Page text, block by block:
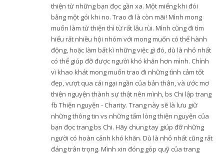
thiện từ những bạn đọc gần xa. Một miếng khi đói
bằng một gói khi no. Trao đi là còn mãi! Mình mong
muốn làm từ thiện thì từ rất lâu rùi. Mình cũng đi tìm
hiểu rất nhiều hội nhóm với mong muốn có thể hành
động, hoặc làm bất kì những việc gì đó, dù là nhỏ nhất
có thể giúp đỡ được người khó khăn hơn mình. Chính
vì khao khát mong muốn trao đi những tình cảm tốt
đẹp, vượt qua cái ngại ngần của bản thân, và ước mơ
thiện nguyện thành sự thật nên mình, bs Chi lập trang
fb Thiện nguyện - Charity. Trang này sẽ là lưu giữ
những thông tin vs những tấm lòng thiện nguyện của
bạn đọc trang bs Chi. Hãy chung tay giúp đỡ những
người có hoàn cảnh khó khăn. Dù là nhỏ nhất cũng rất
đáng trân trọng. Mình xin đóng góp quỹ của trang